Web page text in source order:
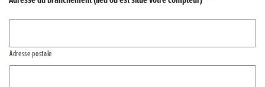
Nouvelle signalétique rue Pasteur pour la Médiathèque Cinéma 4C
🇫🇷✨ Cérémonie de la Victoire du 8 mai
Adresse postale